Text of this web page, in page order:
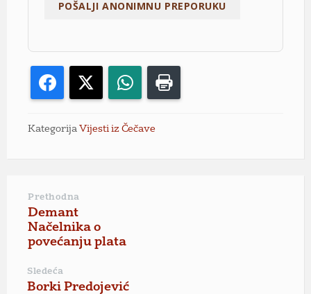
Facebook WhatsApp
Kategorija Vijesti iz Čečave
Prethodna
Demant
Načelnika o
povećanju plata
Sledeća
Borki Predojević